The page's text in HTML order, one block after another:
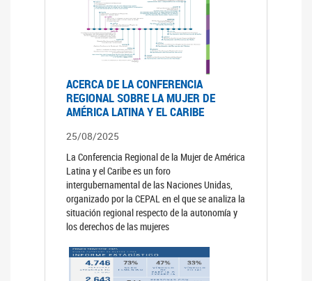
ACERCA DE LA CONFERENCIA
REGIONAL SOBRE LA MUJER DE
AMÉRICA LATINA Y EL CARIBE
25/08/2025
La Conferencia Regional de la Mujer de América
Latina y el Caribe es un foro
intergubernamental de las Naciones Unidas,
organizado por la CEPAL en el que se analiza la
situación regional respecto de la autonomía y
los derechos de las mujeres